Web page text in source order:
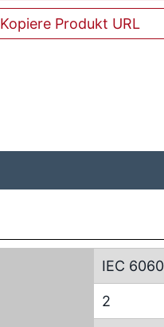
Kopiere Produkt URL
IEC
2